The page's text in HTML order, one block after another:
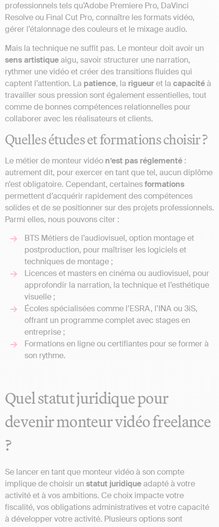
professionnels tels qu’Adobe Premiere Pro, DaVinci
Resolve ou Final Cut Pro, connaître les formats vidéo,
gérer l’étalonnage des couleurs et le mixage audio.
Mais la technique ne suffit pas. Le monteur doit avoir un
sensartistiqueaigu, savoir structurer une narration,
rythmer une vidéo et créer des transitions fluides qui
captent l’attention. La patience, la rigueuret la capacitéà
travailler sous pression sont également essentielles, tout
comme de bonnes compétences relationnelles pour
collaborer avec les réalisateurs et clients.
Quelles études et formations choisir ?
Le métier de monteur vidéo n’est pas réglementé :
autrement dit, pour exercer en tant que tel, aucun diplôme
n’est obligatoire. Cependant, certainesformations
permettent d’acquérir rapidement des compétences
solides et de se positionner sur des projets professionnels.
Parmi elles, nous pouvons citer :
BTS Métiers de l’audiovisuel, option montage et
postproduction, pour maîtriser les logiciels et
techniques de montage ;
Licences et masters en cinéma ou audiovisuel, pour
approfondir la narration, la technique et l’esthétique
visuelle ;
Écoles spécialisées comme l’ESRA, l’INA ou 3iS,
offrant un programme complet avec stages en
entreprise ;
Formations en ligne ou certifiantes pour se former à
son rythme.
Quel statut juridique pour
devenir monteur vidéo freelance
?
Se lancer en tant que monteur vidéo à son compte
implique de choisir un statut juridiqueadapté à votre
activité et à vos ambitions. Ce choix impacte votre
fiscalité, vos obligations administratives et votre capacité
à développer votre activité. Plusieurs options sont